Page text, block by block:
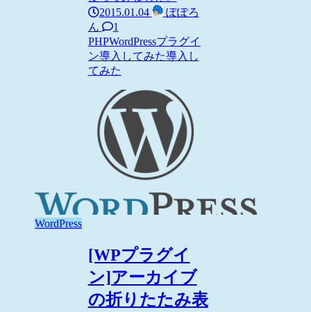
2015.01.04
ぽぽろ
ん
1
PHPWordPressプラグイ
ン導入してみた導入し
てみた
WordPress
[WPプラグイ
ン]アーカイブ
の折りたたみ表